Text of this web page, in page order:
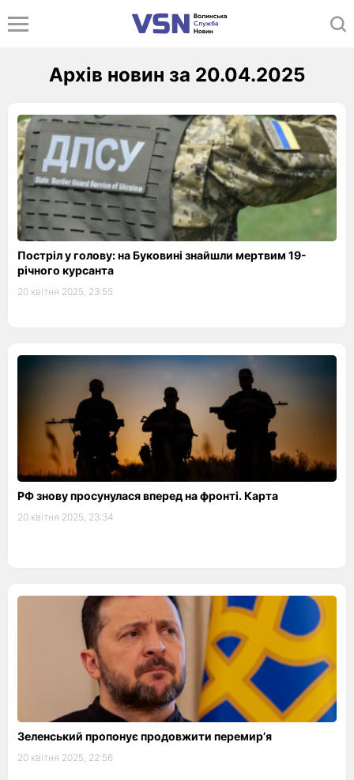
Архів новин за 20.04.2025
Постріл у голову: на Буковині знайшли мертвим 19-
річного курсанта
20 квітня 2025, 23:55
РФ знову просунулася вперед на фронті. Карта
20 квітня 2025, 23:34
Зеленський пропонує продовжити перемир’я
20 квітня 2025, 22:56